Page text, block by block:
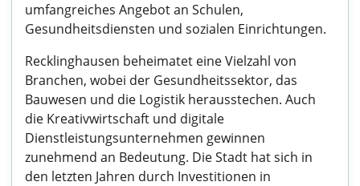
umfangreiches Angebot an Schulen,
Gesundheitsdiensten und sozialen Einrichtungen.
Recklinghausen beheimatet eine Vielzahl von
Branchen, wobei der Gesundheitssektor, das
Bauwesen und die Logistik herausstechen. Auch
die Kreativwirtschaft und digitale
Dienstleistungsunternehmen gewinnen
zunehmend an Bedeutung. Die Stadt hat sich in
den letzten Jahren durch Investitionen in